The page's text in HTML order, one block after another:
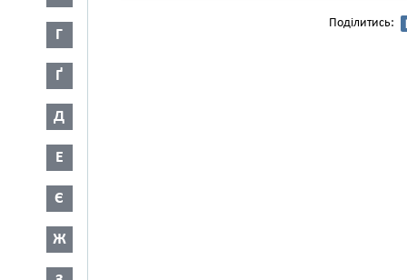
Г
Ґ
Д
Е
Є
Ж
Поділитись: